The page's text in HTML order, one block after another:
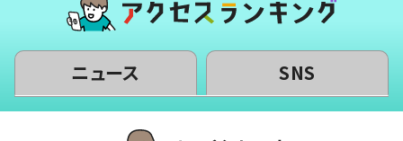
ニュース SNS